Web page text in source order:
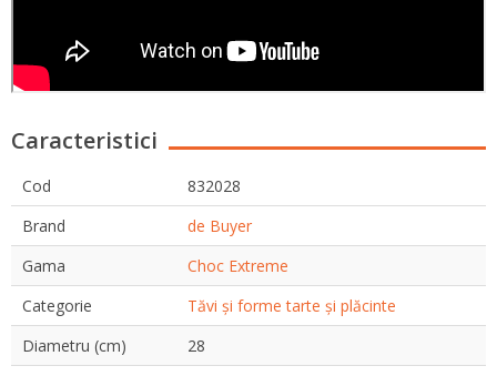
Caracteristici
Cod
832028
Brand
de Buyer
Gama
Choc Extreme
Categorie
Tăvi și forme tarte și plăcinte
Diametru (cm)
28